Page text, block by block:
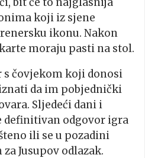
koji iz sjene
ikonu. Nakon
moraju pasti na stol.
čovjekom koji donosi
da im pobjednički
Sljedeći dani i
definitivan odgovor igra
ili se u pozadini
Jusupov odlazak.